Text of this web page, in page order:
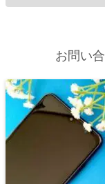
お問い